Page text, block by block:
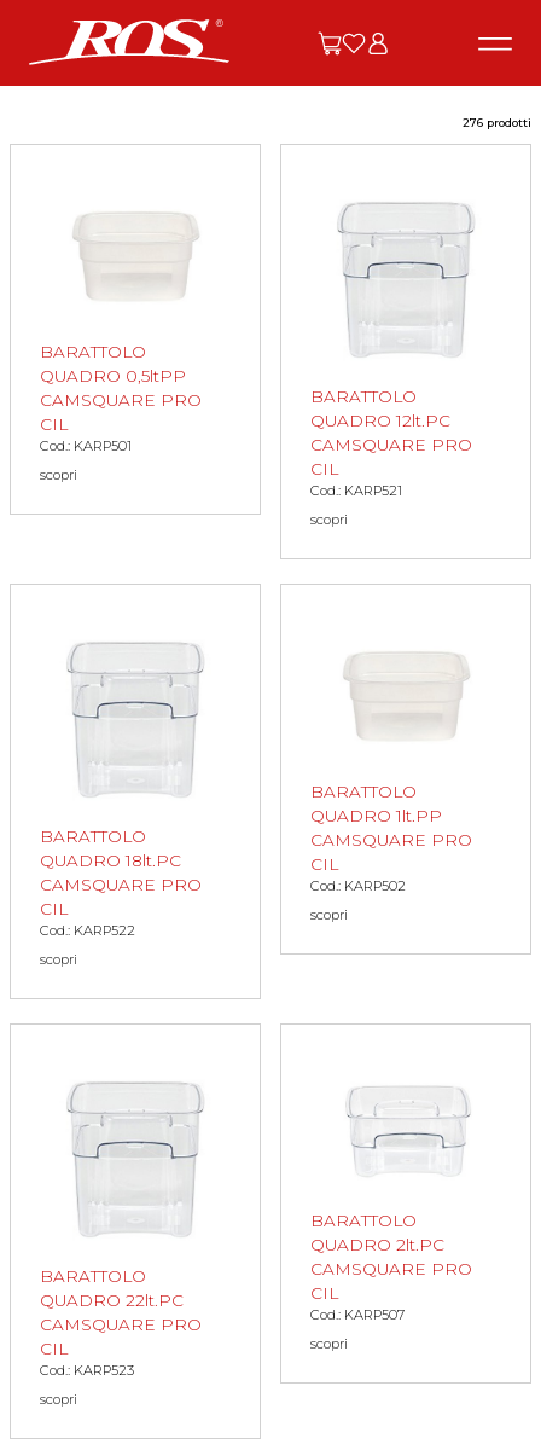
276 prodotti
BARATTOLO
QUADRO 0,5ltPP
CAMSQUARE PRO
CIL
Cod.: KARP501
scopri
BARATTOLO
QUADRO 12lt.PC
CAMSQUARE PRO
CIL
Cod.: KARP521
scopri
BARATTOLO
QUADRO 18lt.PC
CAMSQUARE PRO
CIL
Cod.: KARP522
scopri
BARATTOLO
QUADRO 1lt.PP
CAMSQUARE PRO
CIL
Cod.: KARP502
scopri
BARATTOLO
QUADRO 22lt.PC
CAMSQUARE PRO
CIL
Cod.: KARP523
scopri
BARATTOLO
QUADRO 2lt.PC
CAMSQUARE PRO
CIL
Cod.: KARP507
scopri